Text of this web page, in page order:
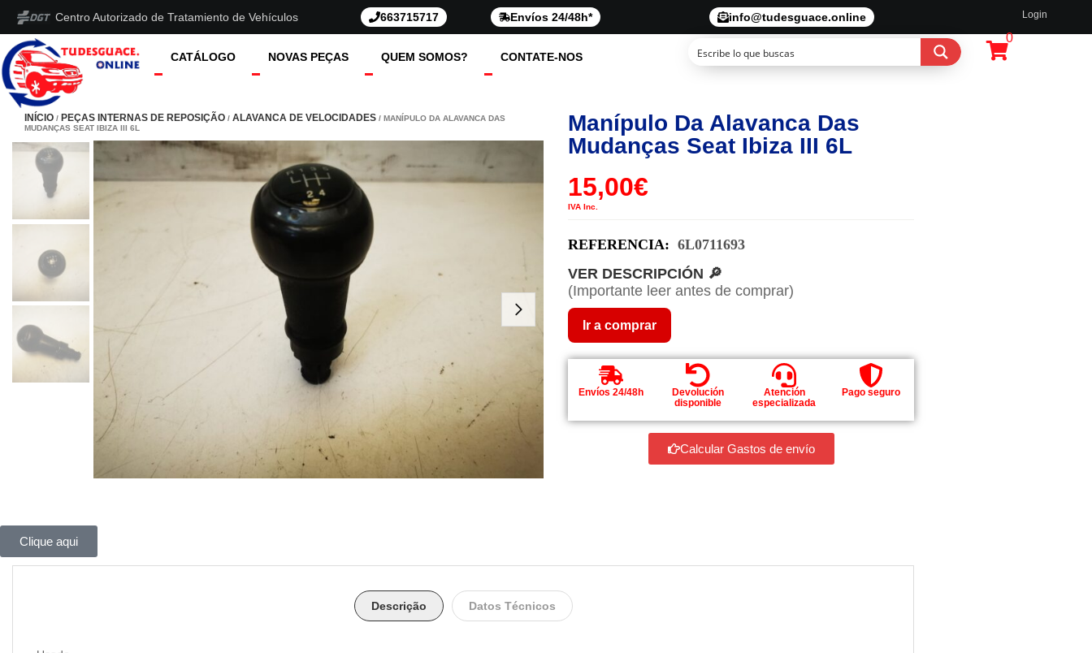
Centro Autorizado de Tratamiento de Vehículos 663715717 Envíos 24/48h* info@tudesguace.online Login
CATÁLOGO NOVAS PEÇAS QUEM SOMOS? CONTATE-NOS
0
INÍCIO / PEÇAS INTERNAS DE REPOSIÇÃO / ALAVANCA DE VELOCIDADES / MANÍPULO DA ALAVANCA DAS
MUDANÇAS SEAT IBIZA III 6L
Manípulo Da Alavanca Das
Mudanças Seat Ibiza III 6L
15,00€
IVA Inc.
REFERENCIA: 6L0711693
VER DESCRIPCIÓN 🔎
(Importante leer antes de comprar)
Ir a comprar
Envíos 24/48h
Devolución
disponible
Atención
especializada
Pago seguro
Calcular Gastos de envío
Clique aqui
Descrição Datos Técnicos